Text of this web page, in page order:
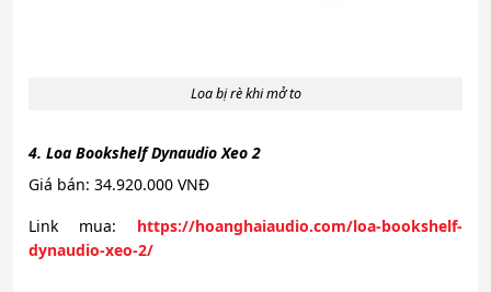
Loa bị rè khi mở to
4. Loa Bookshelf Dynaudio Xeo 2
Giá bán: 34.920.000 VNĐ
Link mua: https://hoanghaiaudio.com/loa-bookshelf-
dynaudio-xeo-2/